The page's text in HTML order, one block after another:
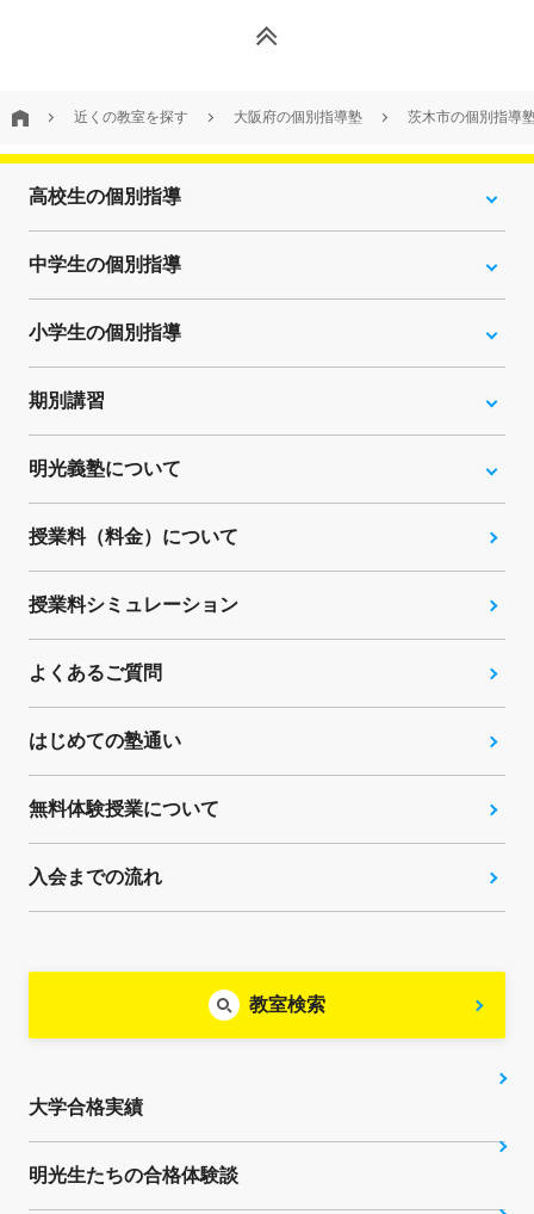
近くの教室を探す 大阪府の個別指導塾 茨木市の個別指導
高校生の個別指導
中学生の個別指導
小学生の個別指導
期別講習
明光義塾について
授業料（料金）について
授業料シミュレーション
よくあるご質問
はじめての塾通い
無料体験授業について
入会までの流れ
教室検索
大学合格実績
明光生たちの合格体験談